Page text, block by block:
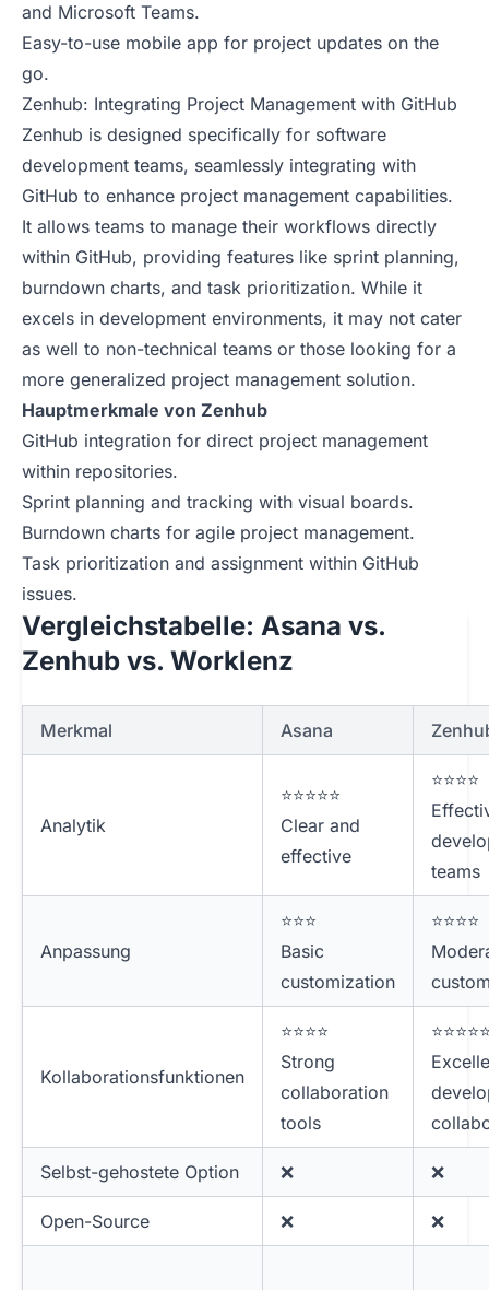
and Microsoft Teams.
Easy-to-use mobile app for project updates on the
go.
Zenhub: Integrating Project Management with GitHub
Zenhub is designed specifically for software
development teams, seamlessly integrating with
GitHub to enhance project management capabilities.
It allows teams to manage their workflows directly
within GitHub, providing features like sprint planning,
burndown charts, and task prioritization. While it
excels in development environments, it may not cater
as well to non-technical teams or those looking for a
more generalized project management solution.
Hauptmerkmale von Zenhub
GitHub integration for direct project management
within repositories.
Sprint planning and tracking with visual boards.
Burndown charts for agile project management.
Task prioritization and assignment within GitHub
issues.
Vergleichstabelle: Asana vs.
Zenhub vs. Worklenz
Merkmal Asana
Analytik
⭐⭐⭐⭐⭐
Clear and
effective
⭐⭐⭐⭐
teams
Anpassung
⭐⭐⭐
Basic
customization
⭐⭐⭐⭐
Kollaborationsfunktionen
⭐⭐⭐⭐
Strong
collaboration
tools
Selbst-gehostete Option ❌ ❌
Open-Source ❌ ❌